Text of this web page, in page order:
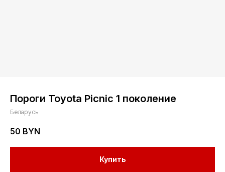
Пороги Toyota Picnic 1 поколение
Беларусь
50 BYN
Купить